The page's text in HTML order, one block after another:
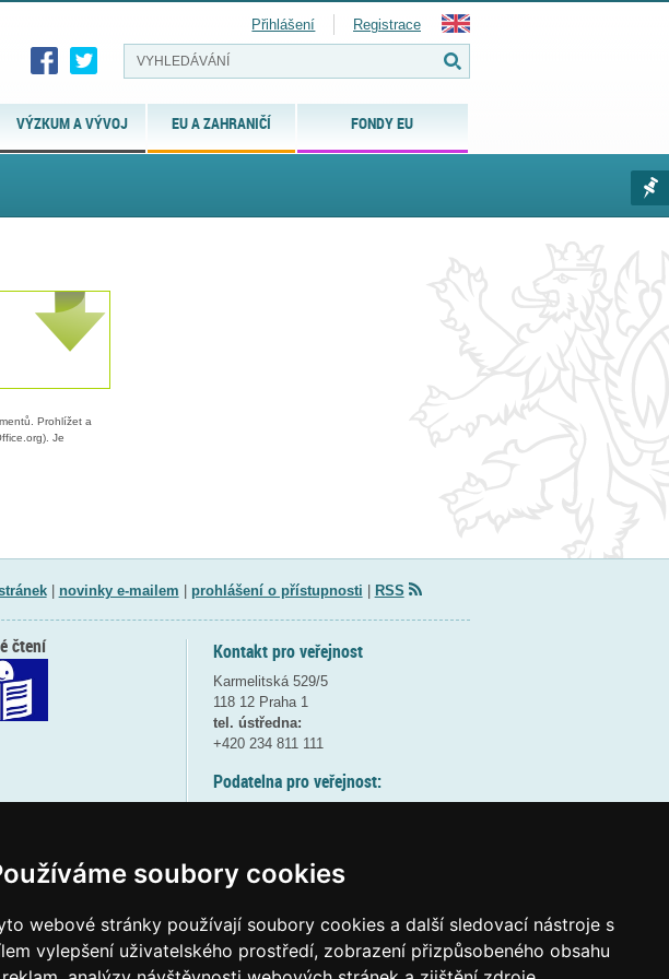
soubory cookies
webové stránky používají soubory cookies a další sledovací nástroje s
vylepšení uživatelského prostředí, zobrazení přizpůsobeného obsahu
VÝZKUM A VÝVOJ EU A ZAHRANIČÍ FONDY EU
Přihlášení Registrace
Prohlížet a
Je
| novinky e-mailem prohlášení o přístupnosti RSS
Kontakt pro veřejnost
Karmelitská 529/5
118 12 Praha 1
tel. ústředna:
+420 234 811 111
Podatelna pro veřejnost:
(více informací
Elektronická podatelna:
čtení